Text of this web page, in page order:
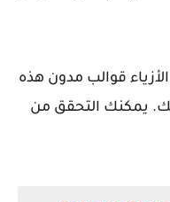
قوالب مدون هذه
يمكنك التحقق من